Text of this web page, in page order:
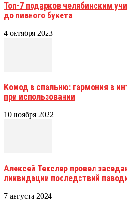
Топ-7 подарков челябинским
до пивного букета
4 октября 2023
Комод в спальню: гармония в
при использовании
10 ноября 2022
Алексей Текслер провел
ликвидации последствий
7 августа 2024